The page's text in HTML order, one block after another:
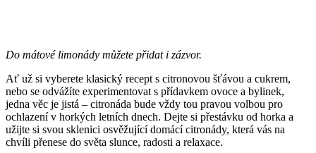
Do mátové limonády můžete přidat i zázvor.
Ať už si vyberete klasický recept s citronovou šťávou a cukrem,
nebo se odvážíte experimentovat s přídavkem ovoce a bylinek,
jedna věc je jistá – citronáda bude vždy tou pravou volbou pro
ochlazení v horkých letních dnech. Dejte si přestávku od horka a
užijte si svou sklenici osvěžující domácí citronády, která vás na
chvíli přenese do světa slunce, radosti a relaxace.